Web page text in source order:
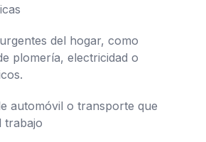
del hogar, como
plomería, electricidad o
automóvil o transporte que
trabajo